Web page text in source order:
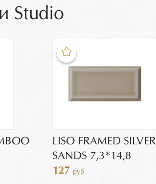
Studio
LISO FRAMED SILVER
SANDS 7,3*14,8
127 руб